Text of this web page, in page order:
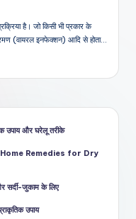
है। जो किसी भी प्रकार के
(वायरल इनफेक्शन) आदि से होता…
उपाय और घरेलू तरीके
Home Remedies for Dry
सर्दी-जुकाम के लिए
उपाय